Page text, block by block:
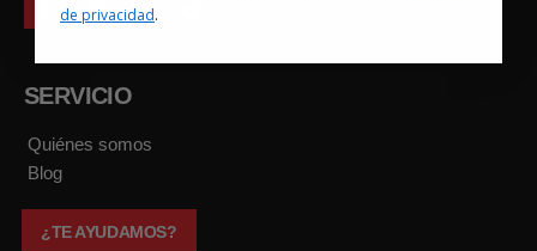
e
b
o
k
y
o
t
u
b
i
n
t
m
t
SERVICIO
Quiénes somos
Blog
¿TE AYUDAMOS?
de privacidad.